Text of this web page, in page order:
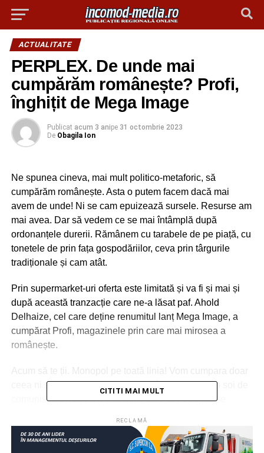
ACTUALITATE
PERPLEX. De unde mai
cumpărăm românește? Profi,
înghițit de Mega Image
Publicat acum 3 anipe 31 octombrie 2023
De Obagila Ion
Ne spunea cineva, mai mult politico-metaforic, să
cumpărăm românește. Asta o putem facem dacă mai
avem de unde! Ni se cam epuizează sursele. Resurse am
mai avea. Dar să vedem ce se mai întâmplă după
ordonanțele durerii. Rămânem cu tarabele de pe piață, cu
tonetele de prin fața gospodăriilor, ceva prin târgurile
tradiționale și cam atât.
Prin supermarket-uri oferta este limitată și va fi și mai și
după această tranzacție care ne-a lăsat paf. Ahold
Delhaize, cel care deține renumitul lanț Mega Image, a
cumpărat Profi, magazinele prin care mai mirosea a
românește.
ceea ni se oferă. Calitate. Preț. Ne întoarcem la un soi de
comunism. Unde sunt instituțiile care ar trebui să se
Urmărește Incomod Media și pe Google News
CITITI MAI MULT
RECLAMĂ